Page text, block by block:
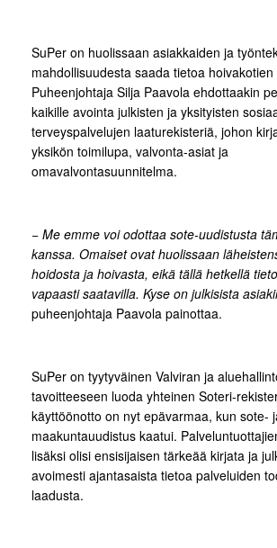
SuPer on huolissaan asiakkaiden ja
mahdollisuudesta saada tietoa hoivakotien
Puheenjohtaja Silja Paavola ehdottaakin
kaikille avointa julkisten ja yksityisten
terveyspalvelujen laaturekisteriä, johon
yksikön toimilupa, valvonta-asiat ja
omavalvontasuunnitelma.
− Me emme voi odottaa sote-uudistusta
kanssa. Omaiset ovat huolissaan
hoidosta ja hoivasta, eikä tällä hetkellä
vapaasti saatavilla. Kyse on julkisista
puheenjohtaja Paavola painottaa.
SuPer on tyytyväinen Valviran ja
tavoitteeseen luoda yhteinen Soteri-
käyttöönotto on nyt epävarmaa, kun sote-
maakuntauudistus kaatui.
lisäksi olisi ensisijaisen tärkeää kirjata ja
avoimesti ajantasaista tietoa palveluiden
laadusta.